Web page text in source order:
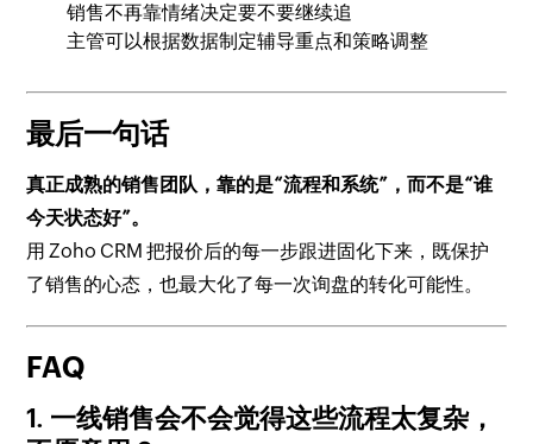
销售不再靠情绪决定要不要继续追
主管可以根据数据制定辅导重点和策略调整
最后一句话
真正成熟的销售团队，靠的是“流程和系统”，而不是“谁
今天状态好”。
用 Zoho CRM 把报价后的每一步跟进固化下来，既保护
了销售的心态，也最大化了每一次询盘的转化可能性。
FAQ
1. 一线销售会不会觉得这些流程太复杂，